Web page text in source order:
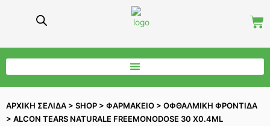
ΑΡΧΙΚΗ ΣΕΛΙΔΑ > SHOP > ΦΑΡΜΑΚΕΊΟ > ΟΦΘΑΛΜΙΚΉ ΦΡΟΝΤΊΔΑ
> ALCON TEARS NATURALE FREEMONODOSE 30 X0.4ML